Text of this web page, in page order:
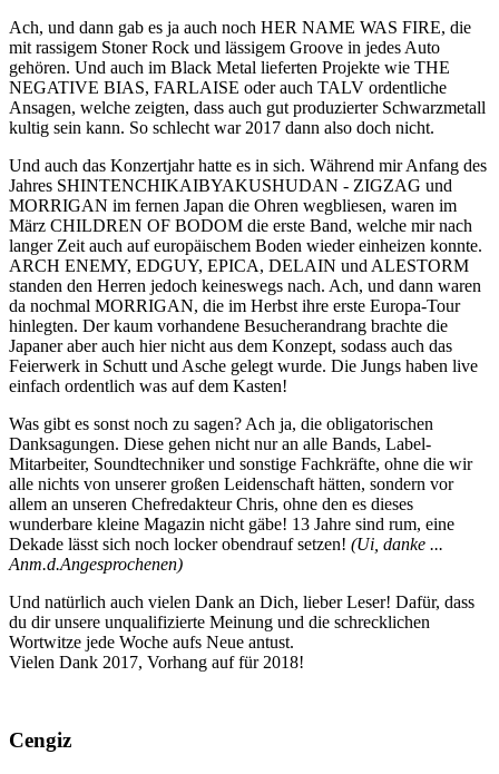
Ach, und dann gab es ja auch noch HER NAME WAS FIRE, die
mit rassigem Stoner Rock und lässigem Groove in jedes Auto
gehören. Und auch im Black Metal lieferten Projekte wie THE
NEGATIVE BIAS, FARLAISE oder auch TALV ordentliche
Ansagen, welche zeigten, dass auch gut produzierter Schwarzmetall
kultig sein kann. So schlecht war 2017 dann also doch nicht.
Und auch das Konzertjahr hatte es in sich. Während mir Anfang des
Jahres SHINTENCHIKAIBYAKUSHUDAN - ZIGZAG und
MORRIGAN im fernen Japan die Ohren wegbliesen, waren im
März CHILDREN OF BODOM die erste Band, welche mir nach
langer Zeit auch auf europäischem Boden wieder einheizen konnte.
ARCH ENEMY, EDGUY, EPICA, DELAIN und ALESTORM
standen den Herren jedoch keineswegs nach. Ach, und dann waren
da nochmal MORRIGAN, die im Herbst ihre erste Europa-Tour
hinlegten. Der kaum vorhandene Besucherandrang brachte die
Japaner aber auch hier nicht aus dem Konzept, sodass auch das
Feierwerk in Schutt und Asche gelegt wurde. Die Jungs haben live
einfach ordentlich was auf dem Kasten!
Was gibt es sonst noch zu sagen? Ach ja, die obligatorischen
Danksagungen. Diese gehen nicht nur an alle Bands, Label-
Mitarbeiter, Soundtechniker und sonstige Fachkräfte, ohne die wir
alle nichts von unserer großen Leidenschaft hätten, sondern vor
allem an unseren Chefredakteur Chris, ohne den es dieses
wunderbare kleine Magazin nicht gäbe! 13 Jahre sind rum, eine
Dekade lässt sich noch locker obendrauf setzen! (Ui, danke ...
Anm.d.Angesprochenen)
Und natürlich auch vielen Dank an Dich, lieber Leser! Dafür, dass
du dir unsere unqualifizierte Meinung und die schrecklichen
Wortwitze jede Woche aufs Neue antust.
Vielen Dank 2017, Vorhang auf für 2018!
Cengiz